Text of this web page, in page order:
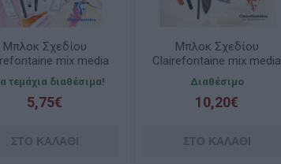
Μπλοκ Σχεδίου
mix media
on mixed 24φ. A5
14.8x21cm 250gr
τεμάχια διαθέσιμα!
5,75€
Μπλοκ Σχεδίου
Clairefontaine mix media
paint on mixed 40φ. A4
21x29.7cm 250gr
Διαθέσιμο
10,20€